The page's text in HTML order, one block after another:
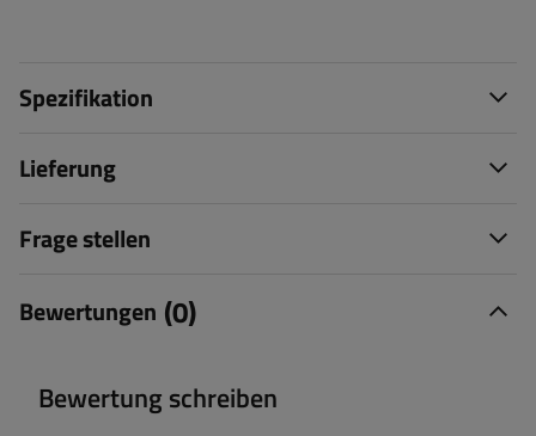
Spezifikation
Lieferung
Frage stellen
Bewertungen (0)
Bewertung schreiben